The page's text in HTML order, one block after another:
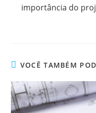
importância do
VOCÊ TAMBÉM